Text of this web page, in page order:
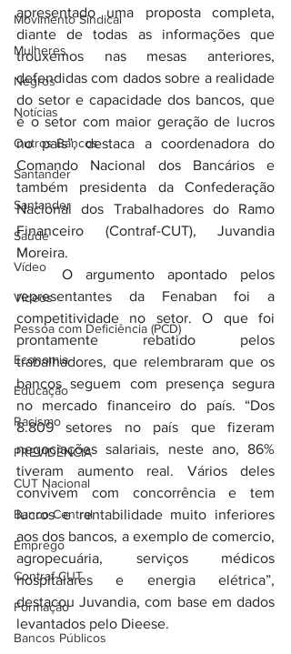
Movimento Sindical
Mulheres
Negros
Notícias
Outros Bancos
Santander
Santander
Saúde
Vídeo
Vídeos
Pessoa com Deficiência (PCD)
Economia
Educação
Racismo
PREVIDÊNCIA
CUT Nacional
Banco Central
Emprego
Contraf-CUT
Formação
Bancos Públicos
apresentado uma proposta completa,
diante de todas as informações que
trouxemos nas mesas anteriores,
defendidas com dados sobre a realidade
do setor e capacidade dos bancos, que
é o setor com maior geração de lucros
no país”, destaca a coordenadora do
Comando Nacional dos Bancários e
também presidenta da Confederação
Nacional dos Trabalhadores do Ramo
Financeiro (Contraf-CUT), Juvandia
Moreira.
	O argumento apontado pelos
representantes da Fenaban foi a
competitividade no setor. O que foi
prontamente rebatido pelos
trabalhadores, que relembraram que os
bancos seguem com presença segura
no mercado financeiro do país. “Dos
8.809 setores no país que fizeram
negociações salariais, neste ano, 86%
tiveram aumento real. Vários deles
convivem com concorrência e tem
lucros e rentabilidade muito inferiores
aos dos bancos, a exemplo de comercio,
agropecuária, serviços médicos
hospitalares e energia elétrica”,
destacou Juvandia, com base em dados
levantados pelo Dieese.